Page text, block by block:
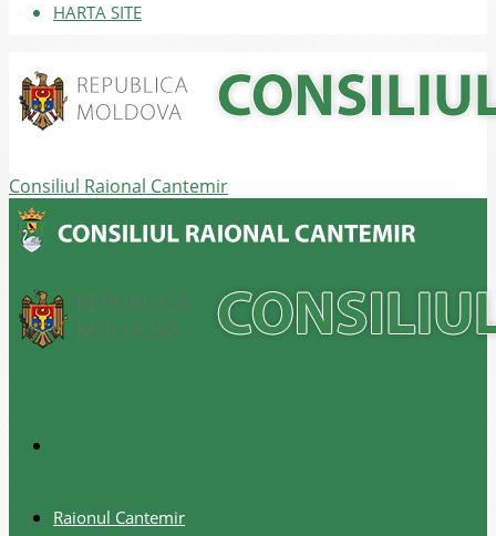
HARTA SITE
Consiliul Raional Cantemir
Raionul Cantemir